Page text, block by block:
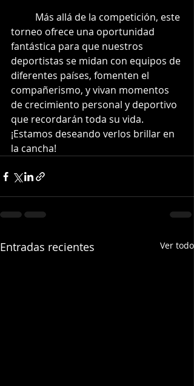
torneo ofrece una oportunidad
fantástica para que nuestros
deportistas se midan con equipos de
diferentes países, fomenten el
compañerismo, y vivan momentos
de crecimiento personal y deportivo
que recordarán toda su vida.
¡Estamos deseando verlos brillar en
la cancha!
Entradas recientes Ver todo